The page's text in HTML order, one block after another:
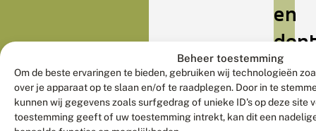
Beheer toestemming
Om de beste ervaringen te bieden, gebruiken wij technologieën
over je apparaat op te slaan en/of te raadplegen. Door in te
kunnen wij gegevens zoals surfgedrag of unieke ID's op deze site
toestemming geeft of uw toestemming intrekt, kan dit een
kan
ook
alleen
een
en
Wel
doen